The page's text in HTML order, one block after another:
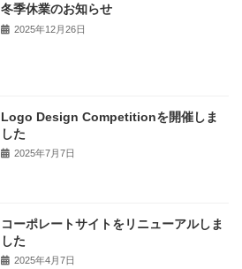
冬季休業のお知らせ
2025年12月26日
Logo Design Competitionを開催しま
した
2025年7月7日
コーポレートサイトをリニューアルしま
した
2025年4月7日